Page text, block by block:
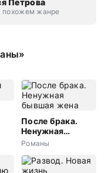
Петрова
похожем жанре
После брака.
Ненужная
бывшая жена
Романы